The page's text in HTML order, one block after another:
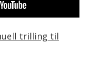
trilling til